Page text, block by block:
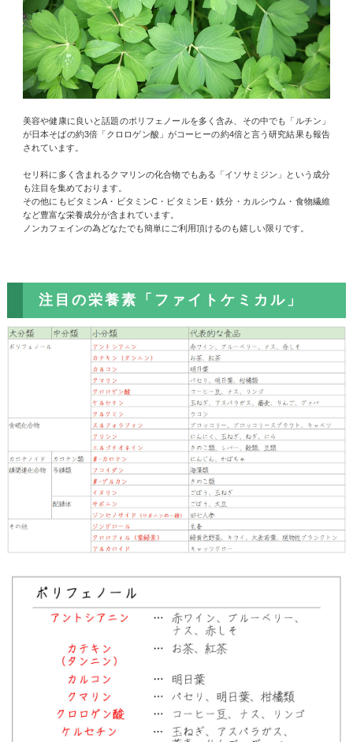
美容や健康に良いと話題のポリフェノールを多く含み、その中でも「ルチン」
が日本そばの約3倍「クロロゲン酸」がコーヒーの約4倍と言う研究結果も報告
されています。
セリ科に多く含まれるクマリンの化合物でもある「イソサミジン」という成分
も注目を集めております。
その他にもビタミンA・ビタミンC・ビタミンE・鉄分・カルシウム・食物繊維
など豊富な栄養成分が含まれています。
ノンカフェインの為どなたでも簡単にご利用頂けるのも嬉しい限りです。
注目の栄養素「ファイトケミカル」